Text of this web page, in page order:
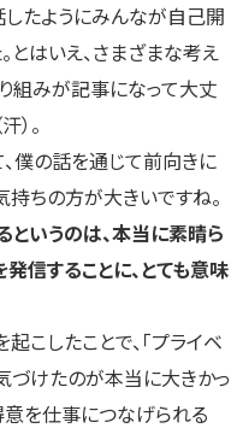
したようにみんなが自己開
とはいえ、さまざまな考え
組みが記事になって大丈
。
僕の話を通じて前向きに
ちの方が大きいですね。
いうのは、本当に素晴ら
信することに、とても意味
こしたことで、「プライベ
づけたのが本当に大きかっ
意を仕事につなげられる